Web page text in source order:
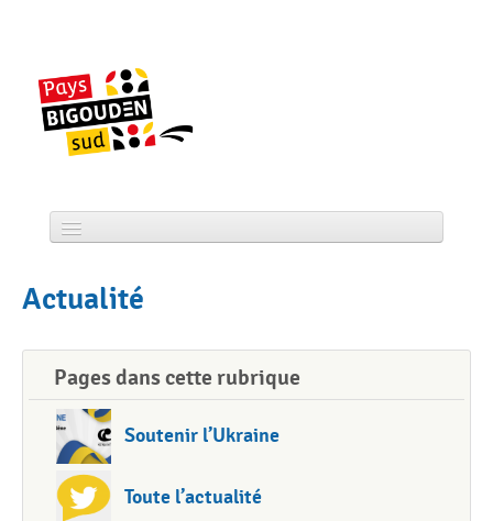
CCPBS
Projets
Actualité
Services
Tourisme
Actualité
Pages dans cette rubrique
Soutenir l’Ukraine
Toute l’actualité